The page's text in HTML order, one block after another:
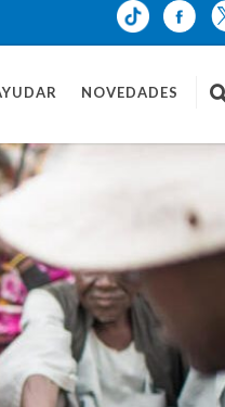
NOVEDADES